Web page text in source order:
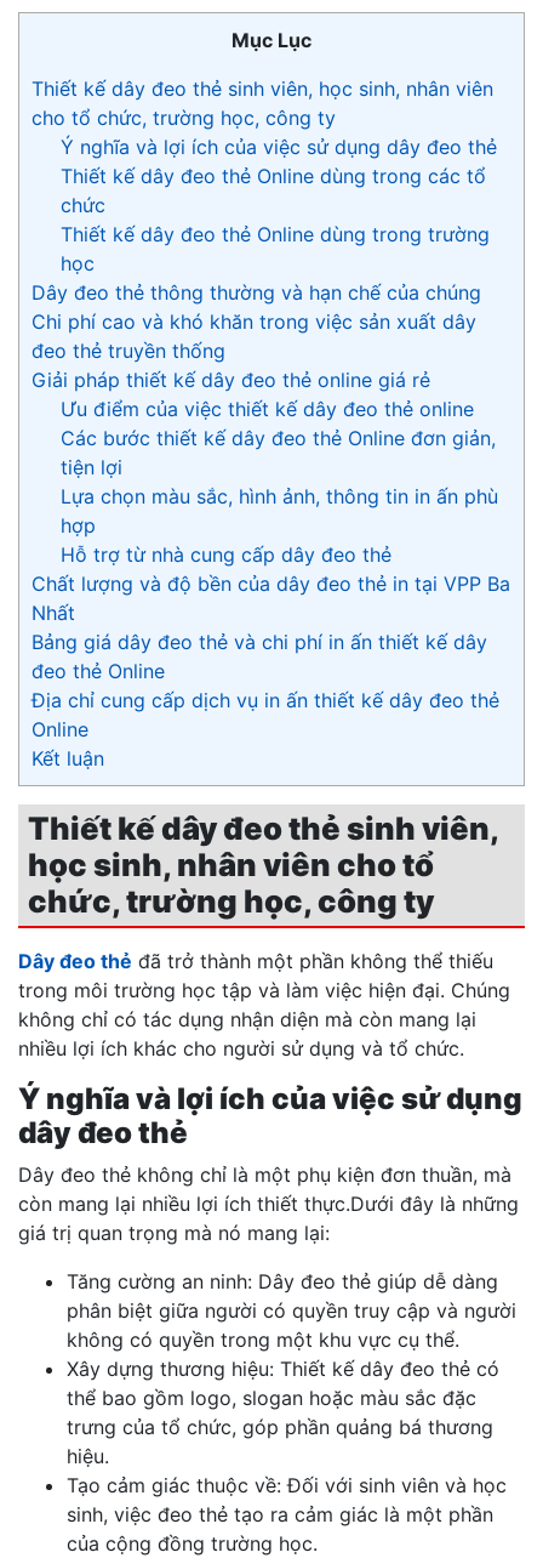
Mục Lục
Thiết kế dây đeo thẻ sinh viên, học sinh, nhân viên
cho tổ chức, trường học, công ty
Ý nghĩa và lợi ích của việc sử dụng dây đeo thẻ
Thiết kế dây đeo thẻ Online dùng trong các tổ
chức
Thiết kế dây đeo thẻ Online dùng trong trường
học
Dây đeo thẻ thông thường và hạn chế của chúng
Chi phí cao và khó khăn trong việc sản xuất dây
đeo thẻ truyền thống
Giải pháp thiết kế dây đeo thẻ online giá rẻ
Ưu điểm của việc thiết kế dây đeo thẻ online
Các bước thiết kế dây đeo thẻ Online đơn giản,
tiện lợi
Lựa chọn màu sắc, hình ảnh, thông tin in ấn phù
hợp
Hỗ trợ từ nhà cung cấp dây đeo thẻ
Chất lượng và độ bền của dây đeo thẻ in tại VPP Ba
Nhất
Bảng giá dây đeo thẻ và chi phí in ấn thiết kế dây
đeo thẻ Online
Địa chỉ cung cấp dịch vụ in ấn thiết kế dây đeo thẻ
Online
Kết luận
Thiết kế dây đeo thẻ sinh viên,
học sinh, nhân viên cho tổ
chức, trường học, công ty
Dây đeo thẻ đã trở thành một phần không thể thiếu
trong môi trường học tập và làm việc hiện đại. Chúng
không chỉ có tác dụng nhận diện mà còn mang lại
nhiều lợi ích khác cho người sử dụng và tổ chức.
Ý nghĩa và lợi ích của việc sử dụng
dây đeo thẻ
Dây đeo thẻ không chỉ là một phụ kiện đơn thuần, mà
còn mang lại nhiều lợi ích thiết thực.Dưới đây là những
giá trị quan trọng mà nó mang lại:
Tăng cường an ninh: Dây đeo thẻ giúp dễ dàng
phân biệt giữa người có quyền truy cập và người
không có quyền trong một khu vực cụ thể.
Xây dựng thương hiệu: Thiết kế dây đeo thẻ có
thể bao gồm logo, slogan hoặc màu sắc đặc
trưng của tổ chức, góp phần quảng bá thương
hiệu.
Tạo cảm giác thuộc về: Đối với sinh viên và học
sinh, việc đeo thẻ tạo ra cảm giác là một phần
của cộng đồng trường học.